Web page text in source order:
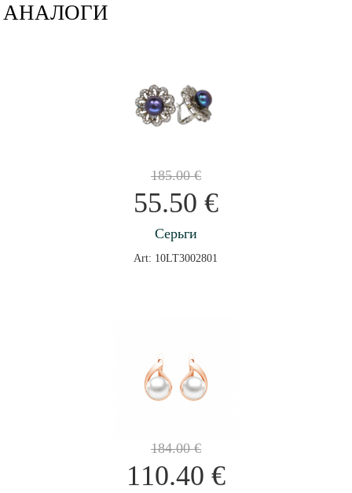
АНАЛОГИ
185.00€
55.50 €
Серьги
Art: 10LT3002801
184.00€
110.40 €